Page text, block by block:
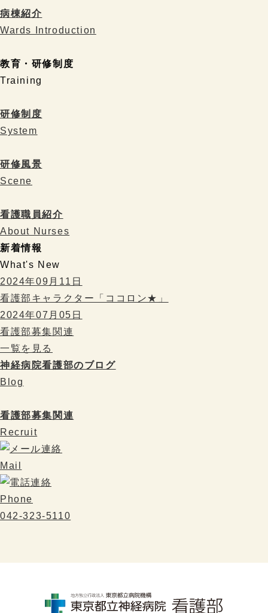
病棟紹介
Wards Introduction
教育・研修制度
Training
研修制度
System
研修風景
Scene
看護職員紹介
About Nurses
新着情報
What's New
2024年09月11日
看護部キャラクター「ココロン★」
2024年07月05日
看護部募集関連
一覧を見る
神経病院看護部のブログ
Blog
看護部募集関連
Recruit
Mail
Phone
042-323-5110